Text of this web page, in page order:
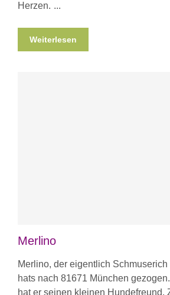
Herzen.
Weiterlesen
Merlino
Merlino, der eigentlich
hats nach 81671 München
hat er seinen kleinen Hundefreund.